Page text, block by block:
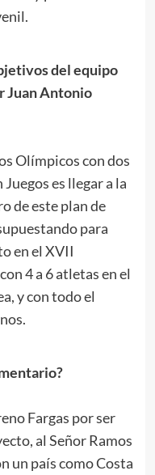
del equipo
Juan Antonio
Olímpicos con dos
es llegar a la
de este plan de
para
en el XVII
4 a 6 atletas en el
y con todo el
Fargas por ser
al Señor Ramos
un país como Costa